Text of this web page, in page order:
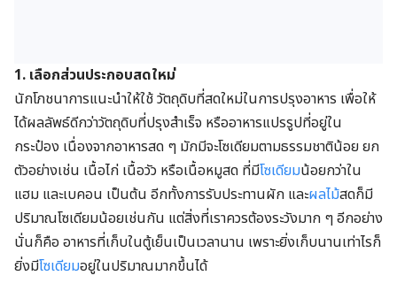
1. เลือกส่วนประกอบสดใหม่
นักโภชนาการแนะนำให้ใช้ วัตถุดิบที่สดใหม่ในการปรุงอาหาร เพื่อให้
ได้ผลลัพธ์ดีกว่าวัตถุดิบที่ปรุงสำเร็จ หรืออาหารแปรรูปที่อยู่ใน
กระป๋อง เนื่องจากอาหารสด ๆ มักมีจะโซเดียมตามธรรมชาติน้อย ยก
ตัวอย่างเช่น เนื้อไก่ เนื้อวัว หรือเนื้อหมูสด ที่มีโซเดียมน้อยกว่าใน
แฮม และเบคอน เป็นต้น อีกทั้งการรับประทานผัก และผลไม้สดก็มี
ปริมาณโซเดียมน้อยเช่นกัน แต่สิ่งที่เราควรต้องระวังมาก ๆ อีกอย่าง
นั่นก็คือ อาหารที่เก็บในตู้เย็นเป็นเวลานาน เพราะยิ่งเก็บนานเท่าไรก็
ยิ่งมีโซเดียมอยู่ในปริมาณมากขึ้นได้